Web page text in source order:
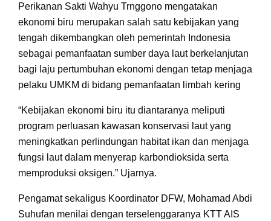
Perikanan Sakti Wahyu Trnggono mengatakan
ekonomi biru merupakan salah satu kebijakan yang
tengah dikembangkan oleh pemerintah Indonesia
sebagai pemanfaatan sumber daya laut berkelanjutan
bagi laju pertumbuhan ekonomi dengan tetap menjaga
pelaku UMKM di bidang pemanfaatan limbah kering
“Kebijakan ekonomi biru itu diantaranya meliputi
program perluasan kawasan konservasi laut yang
meningkatkan perlindungan habitat ikan dan menjaga
fungsi laut dalam menyerap karbondioksida serta
memproduksi oksigen.” Ujarnya.
Pengamat sekaligus Koordinator DFW, Mohamad Abdi
Suhufan menilai dengan terselenggaranya KTT AIS